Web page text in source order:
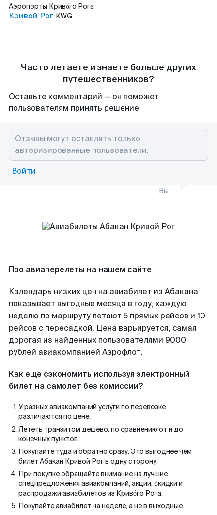
Аэропорты Криво́го Рога
Кривой Рог KWG
Часто летаете и знаете больше других
путешественников?
Оставьте комментарий — он поможет
пользователям принять решение
Войти
Вы
Про авиаперелеты на нашем сайте
Календарь низких цен на авиабилет из Абакана
показывает выгодные месяца в году, каждую
неделю по маршруту летают 5 прямых рейсов и 10
рейсов с пересадкой. Цена варьируется, самая
дорогая из найденных пользователями 9000
рублей авиакомпанией Аэрофлот.
Как еще сэкономить используя электронный
билет на самолет без комиссии?
У разных авиакомпаний услуги по перевозке
различаются по цене.
Лететь транзитом дешево, по сравнению от и до
конечных пунктов.
Покупайте туда и обратно сразу. Это выгоднее чем
билет Абакан Кривой Рог в одну сторону.
При покупке обращайте внимание на лучшие
спецпредложения авиакомпаний, акции, скидки и
распродажи авиабилетов из Криво́го Рога.
Покупайте авиабилет на неделе, а не в выходные.